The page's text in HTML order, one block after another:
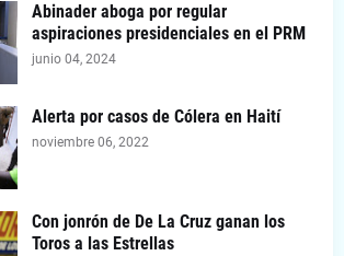
Abinader aboga por regular
aspiraciones presidenciales en el PRM
junio 04, 2024
Alerta por casos de Cólera en Haití
noviembre 06, 2022
Con jonrón de De La Cruz ganan los
Toros a las Estrellas